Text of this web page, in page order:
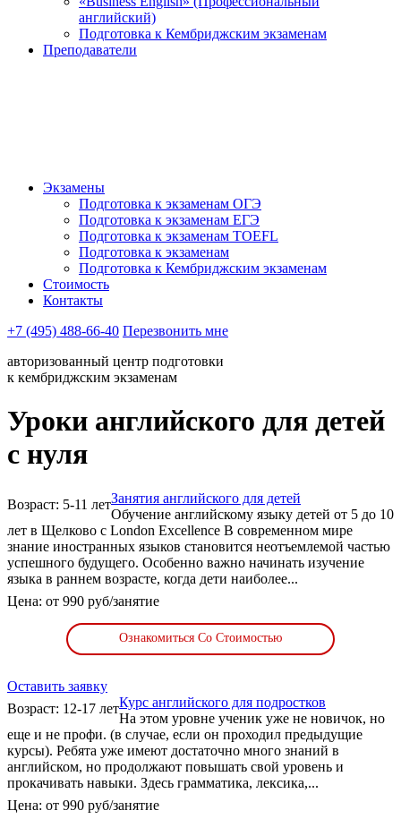
английский)
Подготовка к Кембриджским экзаменам
Преподаватели
Экзамены
Подготовка к экзаменам ОГЭ
Подготовка к экзаменам ЕГЭ
Подготовка к экзаменам TOEFL
Подготовка к экзаменам
Подготовка к Кембриджским экзаменам
Стоимость
Контакты
+7 (495) 488-66-40 Перезвонить мне
авторизованный центр подготовки
к кембриджским экзаменам
Уроки английского для детей
с нуля
Занятия английского для детей
Возраст: 5-11 лет
Обучение английскому языку детей от 5 до 10
лет в Щелково с London Excellence В современном мире
знание иностранных языков становится неотъемлемой частью
успешного будущего. Особенно важно начинать изучение
языка в раннем возрасте, когда дети наиболее...
Цена: от 990 руб/занятие
Ознакомиться Со Стоимостью
Оставить заявку
Курс английского для подростков
Возраст: 12-17 лет
На этом уровне ученик уже не новичок, но
еще и не профи. (в случае, если он проходил предыдущие
курсы). Ребята уже имеют достаточно много знаний в
английском, но продолжают повышать свой уровень и
прокачивать навыки. Здесь грамматика, лексика,...
Цена: от 990 руб/занятие